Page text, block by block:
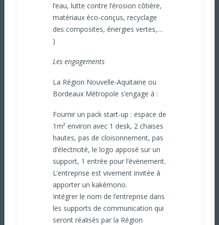
l’eau, lutte contre l’érosion côtière,
matériaux éco-conçus, recyclage
des composites, énergies vertes,…
)
Les engagements
La Région Nouvelle-Aquitaine ou
Bordeaux Métropole s’engage à :
Fournir un pack start-up : espace de
1m² environ avec 1 desk, 2 chaises
hautes, pas de cloisonnement, pas
d’électricité, le logo apposé sur un
support, 1 entrée pour l’évènement.
L’entreprise est vivement invitée à
apporter un kakémono.
Intégrer le nom de l’entreprise dans
les supports de communication qui
seront réalisés par la Région